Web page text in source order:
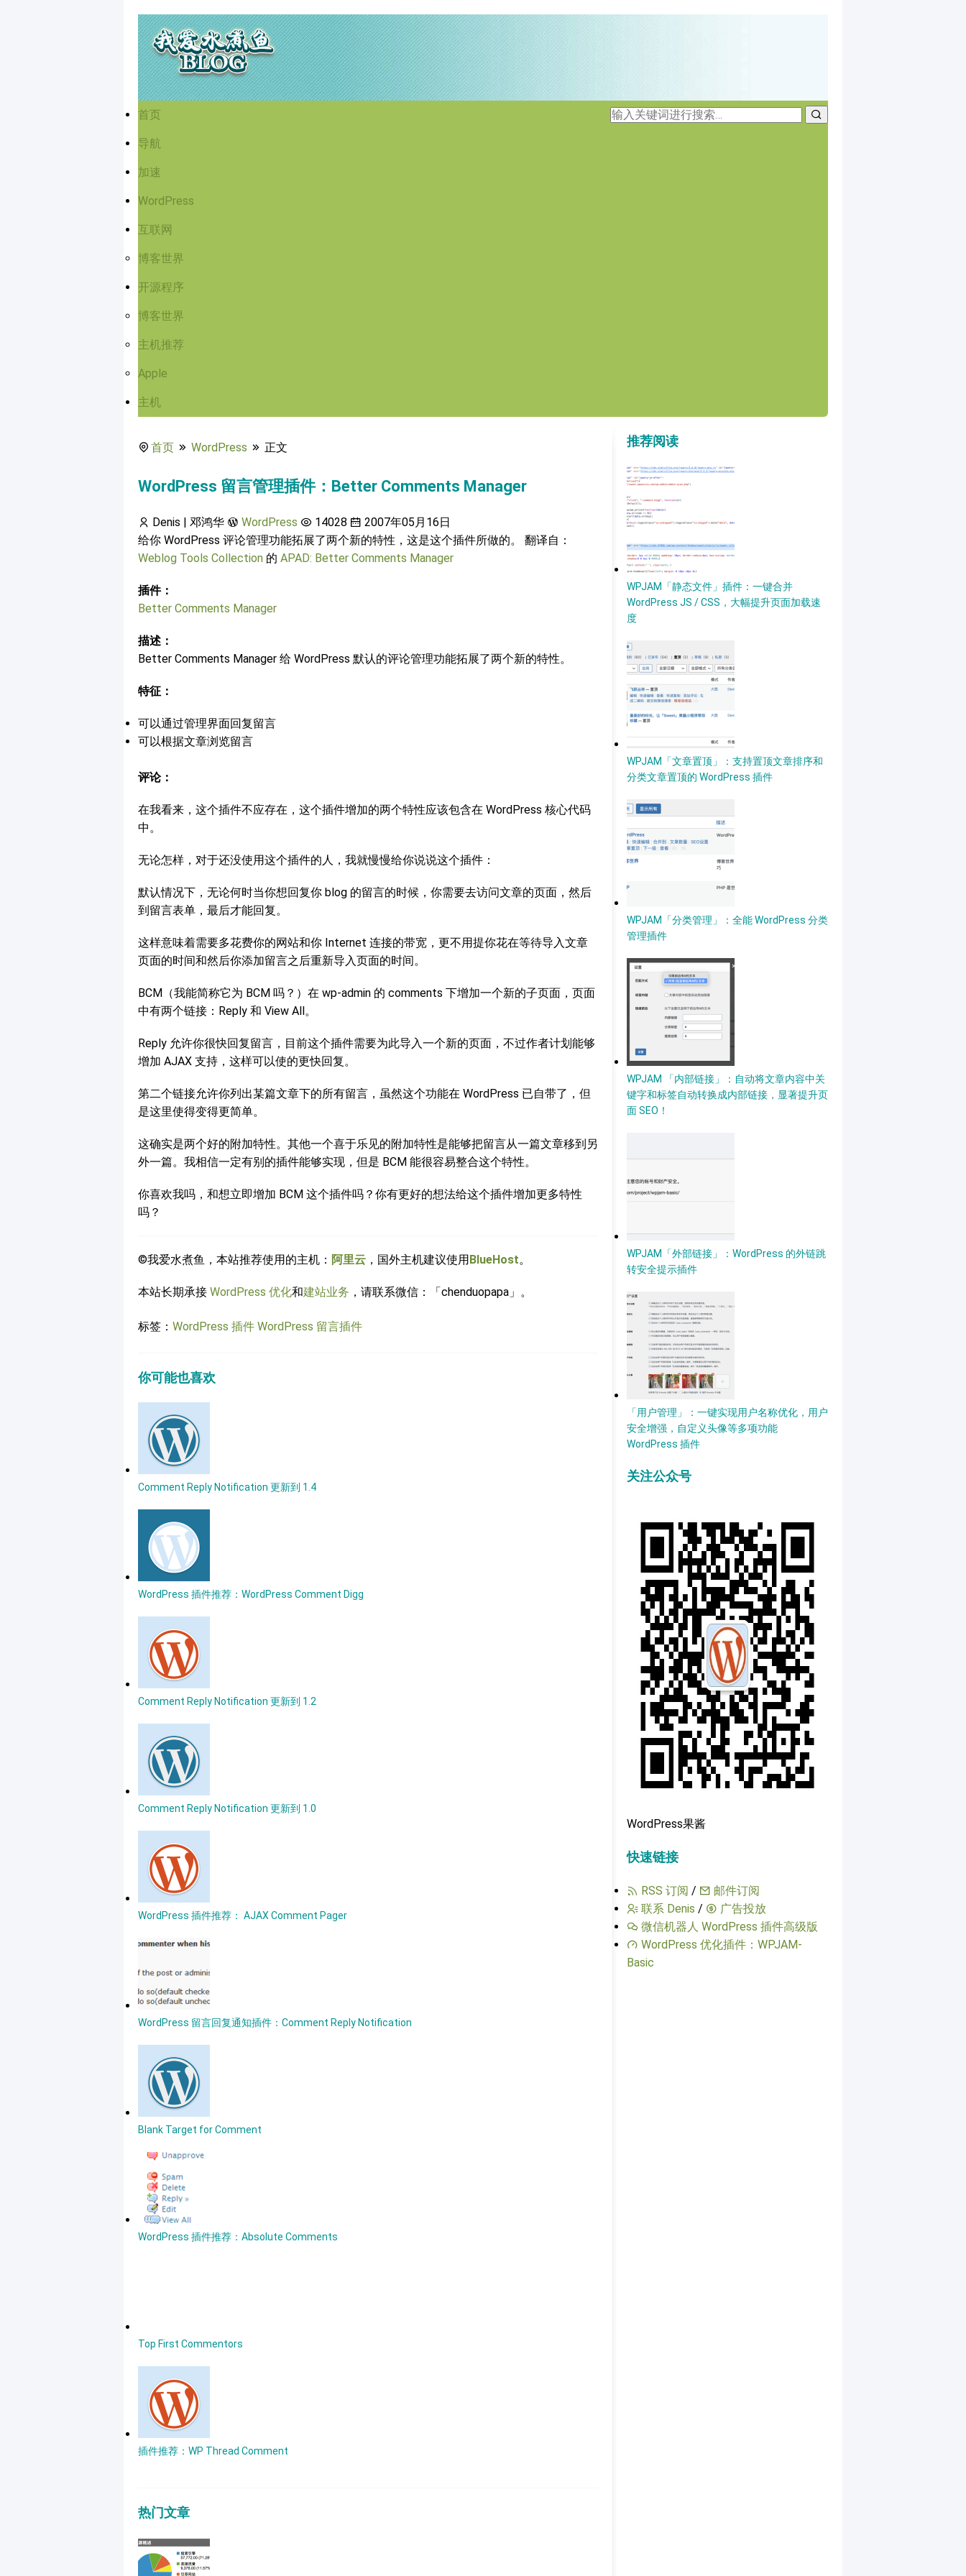
首页
导航
加速
WordPress
互联网
博客世界
开源程序
博客世界
主机推荐
Apple
主机
首页 WordPress 正文
WordPress 留言管理插件：Better Comments Manager
Denis | 邓鸿华 WordPress 14028
2007年05月16日
给你 WordPress 评论管理功能拓展了两个新的特性，这是这个插件所做的。 翻译自：
Weblog Tools Collection 的 APAD: Better Comments Manager
插件：
Better Comments Manager
描述：
Better Comments Manager 给 WordPress 默认的评论管理功能拓展了两个新的特性。
特征：
可以通过管理界面回复留言
可以根据文章浏览留言
评论：
在我看来，这个插件不应存在，这个插件增加的两个特性应该包含在 WordPress 核心代码
中。
无论怎样，对于还没使用这个插件的人，我就慢慢给你说说这个插件：
默认情况下，无论何时当你想回复你 blog 的留言的时候，你需要去访问文章的页面，然后
到留言表单，最后才能回复。
这样意味着需要多花费你的网站和你 Internet 连接的带宽，更不用提你花在等待导入文章
页面的时间和然后你添加留言之后重新导入页面的时间。
BCM（我能简称它为 BCM 吗？）在 wp-admin 的 comments 下增加一个新的子页面，页面
中有两个链接：Reply 和 View All。
Reply 允许你很快回复留言，目前这个插件需要为此导入一个新的页面，不过作者计划能够
增加 AJAX 支持，这样可以使的更快回复。
第二个链接允许你列出某篇文章下的所有留言，虽然这个功能在 WordPress 已自带了，但
是这里使得变得更简单。
这确实是两个好的附加特性。其他一个喜于乐见的附加特性是能够把留言从一篇文章移到另
外一篇。我相信一定有别的插件能够实现，但是 BCM 能很容易整合这个特性。
你喜欢我吗，和想立即增加 BCM 这个插件吗？你有更好的想法给这个插件增加更多特性
吗？
©我爱水煮鱼，本站推荐使用的主机： 阿里云 ，国外主机建议使用BlueHost。
本站长期承接 WordPress 优化和建站业务 ，请联系微信：「chenduopapa」。
标签： WordPress 插件 WordPress 留言插件
你可能也喜欢
Comment Reply Notification 更新到 1.4
WordPress 插件推荐：WordPress Comment Digg
Comment Reply Notification 更新到 1.2
Comment Reply Notification 更新到 1.0
WordPress 插件推荐： AJAX Comment Pager
WordPress 留言回复通知插件：Comment Reply Notification
Blank Target for Comment
WordPress 插件推荐：Absolute Comments
Top First Commentors
插件推荐：WP Thread Comment
热门文章
推荐阅读
WPJAM「静态文件」插件：一键合并
WordPress JS / CSS，大幅提升页面加载速
度
WPJAM「文章置顶」：支持置顶文章排序和
分类文章置顶的 WordPress 插件
WPJAM「分类管理」：全能 WordPress 分类
管理插件
WPJAM 「内部链接」：自动将文章内容中关
键字和标签自动转换成内部链接，显著提升页
面 SEO！
WPJAM「外部链接」：WordPress 的外链跳
转安全提示插件
「用户管理」：一键实现用户名称优化，用户
安全增强，自定义头像等多项功能
WordPress 插件
关注公众号
WordPress果酱
快速链接
RSS 订阅 /
邮件订阅
联系 Denis /
广告投放
微信机器人 WordPress 插件高级版
WordPress 优化插件：WPJAM-
Basic